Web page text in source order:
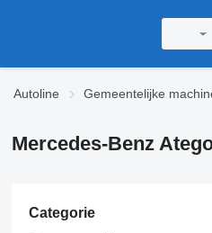
Autoline Gemeentelijke
Mercedes-Benz
Categorie